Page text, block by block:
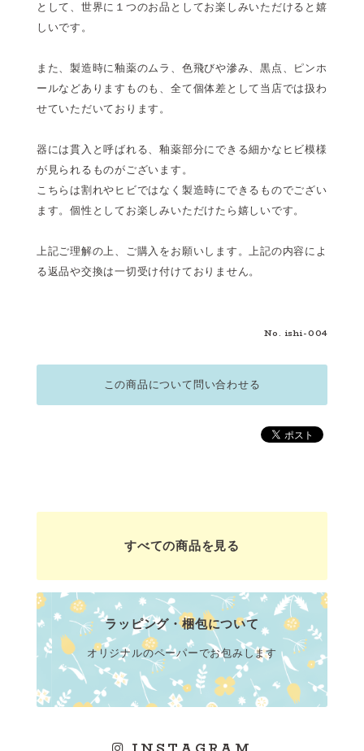
として、世界に１つのお品としてお楽しみいただけると嬉
しいです。
また、製造時に釉薬のムラ、色飛びや滲み、黒点、ピンホ
ールなどありますものも、全て個体差として当店では扱わ
せていただいております。
器には貫入と呼ばれる、釉薬部分にできる細かなヒビ模様
が見られるものがございます。
こちらは割れやヒビではなく製造時にできるものでござい
ます。個性としてお楽しみいただけたら嬉しいです。
上記ご理解の上、ご購入をお願いします。上記の内容によ
る返品や交換は一切受け付けておりません。
No. ishi-004
この商品について問い合わせる
すべての商品を見る
ラッピング・梱包について
オリジナルのペーパーでお包みします